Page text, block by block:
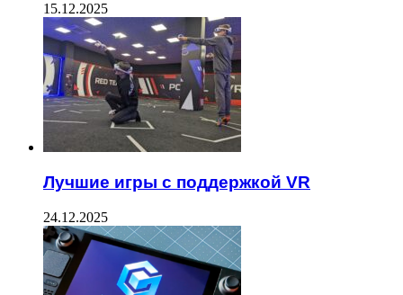
15.12.2025
Лучшие игры с поддержкой VR
24.12.2025